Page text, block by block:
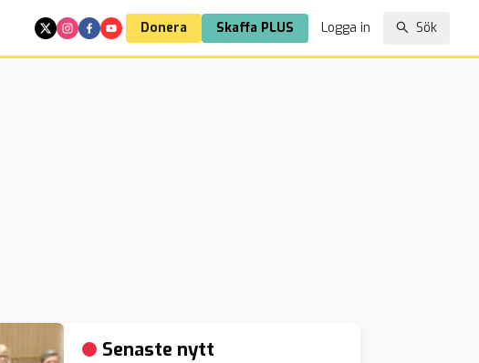
Donera Skaffa PLUS Logga in Sök
Senaste nytt